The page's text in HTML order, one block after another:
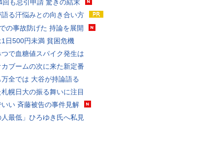
回も忌引申請 驚きの結末
語る汗悩みとの向き合い方
の事故防げた 持論を展開
日500円未満 貧困危機
つで血糖値スパイク発生は
カブームの次に来た新定番
全では 大谷が持論語る
幌日大の振る舞いに注目
い 斉藤被告の事件見解
人最低」ひろゆき氏へ私見